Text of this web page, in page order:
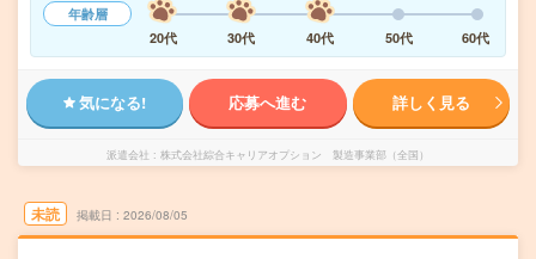
年齢層
20代
30代 40代 50代 60代
気になる! 応募へ進む 詳しく見る
派遣会社 株式会社綜合キャリアオプション 製造事業部（全国）
未読 掲載日 2026/08/05